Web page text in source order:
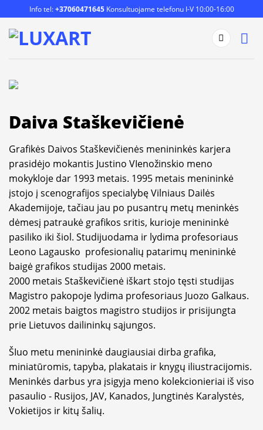
to
content
Info tel:+37060471645Konsultuojame telefonu I-V 10:00-16:00
Daiva Staškevičienė
Grafikės Daivos Staškevičienės menininkės karjera
prasidėjo mokantis Justino VIenožinskio meno
mokykloje dar 1993 metais. 1995 metais menininkė
įstojo į scenografijos specialybę Vilniaus Dailės
Akademijoje, tačiau jau po pusantrų metų meninkės
dėmesį patraukė grafikos sritis, kurioje menininkė
pasiliko iki šiol. Studijuodama ir lydima profesoriaus
Leono Lagausko profesionalių patarimų menininkė
baigė grafikos studijas 2000 metais.
2000 metais Staškevičienė iškart stojo tęsti studijas
Magistro pakopoje lydima profesoriaus Juozo Galkaus.
2002 metais baigtos magistro studijos ir prisijungta
prie Lietuvos dailininkų sąjungos.
ŠIuo metu menininkė daugiausiai dirba grafika,
miniatūromis, tapyba, plakatais ir knygų iliustracijomis.
Meninkės darbus yra įsigyja meno kolekcionieriai iš viso
pasaulio - Rusijos, JAV, Kanados, Jungtinės Karalystės,
Vokietijos ir kitų šalių.